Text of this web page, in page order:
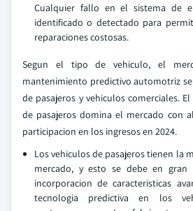
Cualquier fallo en el sistema de
identificado o detectado para
reparaciones costosas.
Segun el tipo de vehiculo, el
mantenimiento predictivo automotriz
de pasajeros y vehiculos comerciales.
de pasajeros domina el mercado con
participacion en los ingresos en 2024.
Los vehiculos de pasajeros tienen la
mercado, y esto se debe en gran
incorporacion de caracteristicas
tecnologia predictiva en los